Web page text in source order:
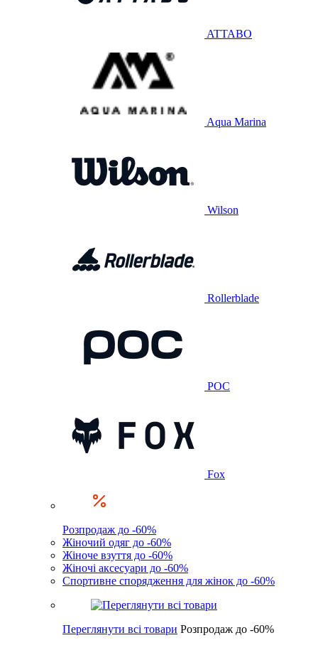
ATTABO
Aqua Marina
Wilson
Rollerblade
POC
Fox
Розпродаж до -60%
Жіночий одяг до -60%
Жіноче взуття до -60%
Жіночі аксесуари до -60%
Спортивне спорядження для жінок до -60%
Переглянути всі товари Розпродаж до -60%